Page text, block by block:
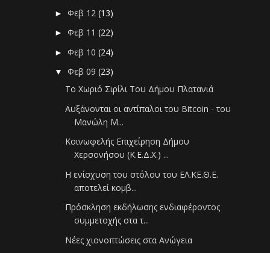
►Φεβ 12(13)
►Φεβ 11(22)
►Φεβ 10(24)
▼Φεβ 09(23)
Το Χωριό Σιρίλι Του Δήμου Πλατανιά
Αυξάνονται οι αντίπαλοι του Bitcoin - του
Μανώλη Μ...
Κοινωφελής Επιχείρηση Δήμου
Χερσονήσου (Κ.Ε.Δ.Χ.) ...
Η ενίσχυση του στόλου του ΕΛ.ΚΕ.Θ.Ε.
αποτελεί κομβ...
Πρόσκληση εκδήλωσης ενδιαφέροντος
συμμετοχής στα τ...
Νέες χιονοπτώσεις στα Ανώγεια